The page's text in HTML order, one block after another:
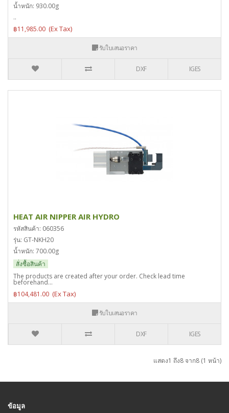
น้ำหนัก: 930.00g
..
฿11,985.00
รับใบเสนอราคา
DXF IGES
HEAT AIR NIPPER AIR HYDRO
รหัสสินค้า: 060356
รุ่น: GT-NKH20
น้ำหนัก: 700.00g
สั่งซื้อสินค้า
The products are created after your order. Check lead time
beforehand...
฿104,481.00
รับใบเสนอราคา
DXF IGES
แสดง1 ถึง8 จาก8 (1 หน้า)
ข้อมูล